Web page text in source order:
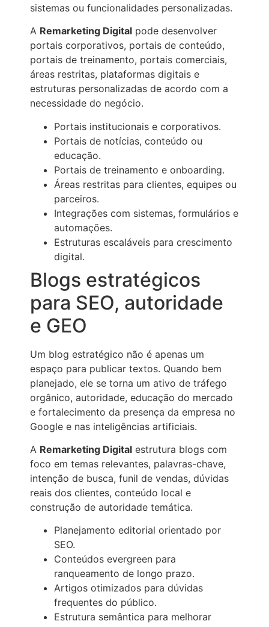
sistemas ou funcionalidades personalizadas.
A Remarketing Digital pode desenvolver
portais corporativos, portais de conteúdo,
portais de treinamento, portais comerciais,
áreas restritas, plataformas digitais e
estruturas personalizadas de acordo com a
necessidade do negócio.
Portais institucionais e corporativos.
Portais de notícias, conteúdo ou
educação.
Portais de treinamento e onboarding.
Áreas restritas para clientes, equipes ou
parceiros.
Integrações com sistemas, formulários e
automações.
Estruturas escaláveis para crescimento
digital.
Blogs estratégicos
para SEO, autoridade
e GEO
Um blog estratégico não é apenas um
espaço para publicar textos. Quando bem
planejado, ele se torna um ativo de tráfego
orgânico, autoridade, educação do mercado
e fortalecimento da presença da empresa no
Google e nas inteligências artificiais.
A Remarketing Digital estrutura blogs com
foco em temas relevantes, palavras-chave,
intenção de busca, funil de vendas, dúvidas
reais dos clientes, conteúdo local e
construção de autoridade temática.
Planejamento editorial orientado por
SEO.
Conteúdos evergreen para
ranqueamento de longo prazo.
Artigos otimizados para dúvidas
frequentes do público.
Estrutura semântica para melhorar